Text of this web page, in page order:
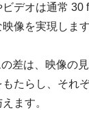
デオは通常 30
像を実現します
差は、映像の
たらし、それ
ます。